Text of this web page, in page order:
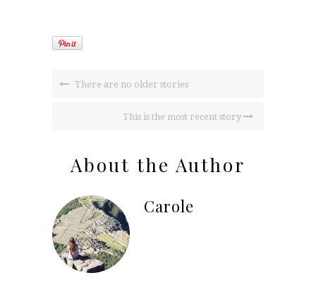
There are no older stories
This is the most recent story
About the Author
Carole